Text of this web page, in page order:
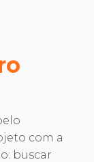
com a
buscar